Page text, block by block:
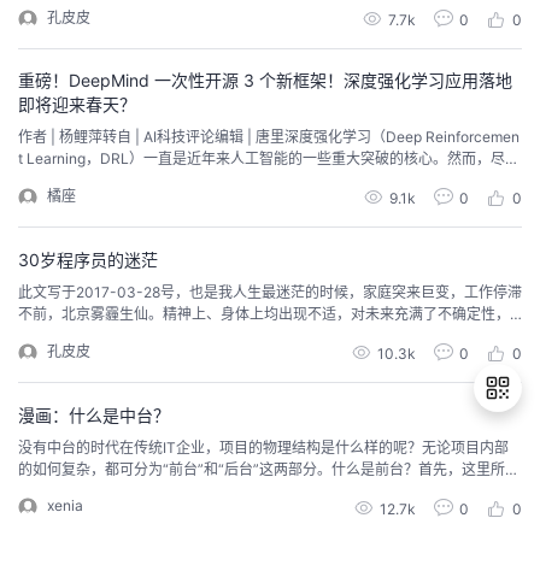
电池用干净才罢休。边游戏边语音，还放着音乐，备受煎熬。虽经劝说有所好
改，但过不了几天又会复原。为了迫切改变这个状况，但又不想和新认识的同
孔皮皮 7.7k 0 0
重磅！DeepMind 一次性开源 3 个新框架！深度强化学习应用落地
即将迎来春天？
作者 | 杨鲤萍转自 | AI科技评论编辑 | 唐里深度强化学习（Deep Reinforcemen
t Learning，DRL）一直是近年来人工智能的一些重大突破的核心。然而，尽管
难以应用。因此，DRL 仍然主要是以研究形式存在，并没有在现实世界看到许
多采用机器学习的应用方案；而解决这个问题就需要更好的工具和框架...
橘座 9.1k 0 0
30岁程序员的迷茫
此文写于2017-03-28号，也是我人生最迷茫的时候，家庭突来巨变，工作停滞
不前，北京雾霾生仙。精神上、身体上均出现不适，对未来充满了不确定性，
了，自己慢慢的走出了那个困境，到今年的7月份还换了工作，每天都很充实，
也没时间迷茫，或者切换到另外一种迷茫中去了。原文名叫：《你看那个人他
孔皮皮 10.3k 0 0
漫画：什么是中台？
没有中台的时代在传统IT企业，项目的物理结构是什么样的呢？无论项目内部
的如何复杂，都可分为“前台”和“后台”这两部分。什么是前台？首先，这里所说
比如web页面，手机app；也包括服务端各种实时响应用户请求的业务逻辑，比
xenia 12.7k 0 0